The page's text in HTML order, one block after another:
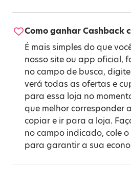
Como ganhar Cashback
É mais simples do que
nosso site ou app oficial,
no campo de busca,
verá todas as ofertas e
para essa loja no
que melhor corresponder
copiar e ir para a loja.
no campo indicado, cole
para garantir a sua